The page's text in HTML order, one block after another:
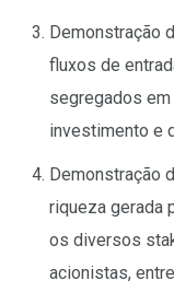
Demonstração
fluxos de
segregados
investimento e
Demonstração
riqueza gerada
os diversos
acionistas,